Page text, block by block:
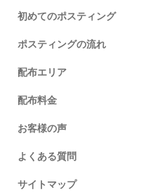
初めてのポスティング
ポスティングの流れ
配布エリア
配布料金
お客様の声
よくある質問
サイトマップ